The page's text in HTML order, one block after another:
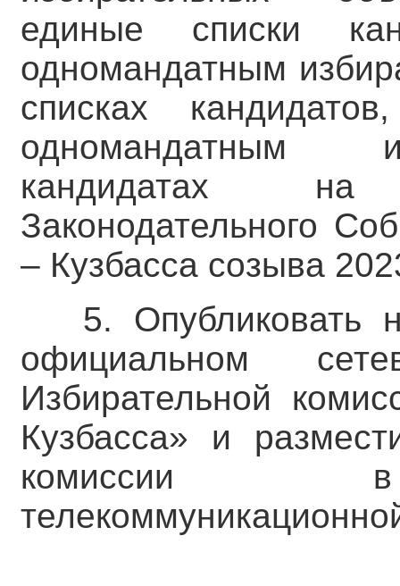
единые списки
одномандатным
списках
одномандатным
кандидатах на
Законодательного
– Кузбасса созыва
5. Опубликовать
официальном
Избирательной
Кузбасса» и
комиссии в